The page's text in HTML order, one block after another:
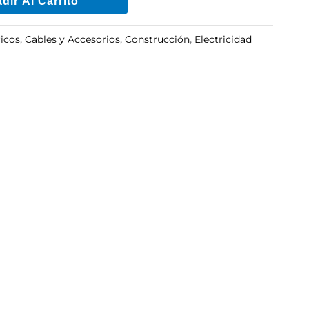
, Cables y Accesorios, Construcción, Electricidad